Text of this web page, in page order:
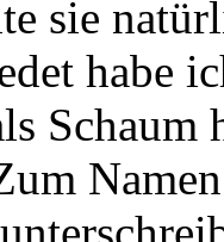
sie
habe
Schaum